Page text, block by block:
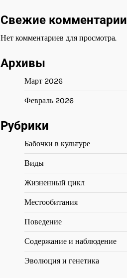
Свежие комментарии
Нет комментариев для просмотра.
Архивы
Март 2026
Февраль 2026
Рубрики
Бабочки в культуре
Виды
Жизненный цикл
Местообитания
Поведение
Содержание и наблюдение
Эволюция и генетика